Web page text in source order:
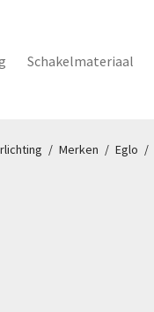
Schakelmateriaal
/ Merken / Eglo /